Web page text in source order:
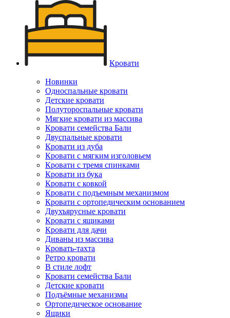
Кровати
Новинки
Односпальные кровати
Детские кровати
Полутороспальные кровати
Мягкие кровати из массива
Кровати семейства Бали
Двуспальные кровати
Кровати из дуба
Кровати с мягким изголовьем
Кровати с тремя спинками
Кровати из бука
Кровати с ковкой
Кровати с подъемным механизмом
Кровати с ортопедическим основанием
Двухъярусные кровати
Кровати с ящиками
Кровати для дачи
Диваны из массива
Кровать-тахта
Ретро кровати
В стиле лофт
Кровати семейства Бали
Детские кровати
Подъёмные механизмы
Ортопедическое основание
Ящики